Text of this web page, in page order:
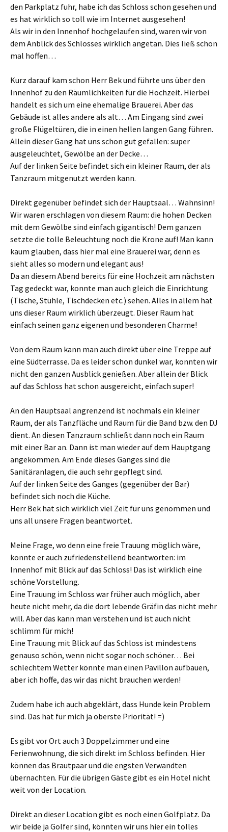
den Parkplatz fuhr, habe ich das Schloss schon gesehen und
es hat wirklich so toll wie im Internet ausgesehen!
Als wir in den Innenhof hochgelaufen sind, waren wir von
dem Anblick des Schlosses wirklich angetan. Dies ließ schon
mal hoffen…
Kurz darauf kam schon Herr Bek und führte uns über den
Innenhof zu den Räumlichkeiten für die Hochzeit. Hierbei
handelt es sich um eine ehemalige Brauerei. Aber das
Gebäude ist alles andere als alt… Am Eingang sind zwei
große Flügeltüren, die in einen hellen langen Gang führen.
Allein dieser Gang hat uns schon gut gefallen: super
ausgeleuchtet, Gewölbe an der Decke…
Auf der linken Seite befindet sich ein kleiner Raum, der als
Tanzraum mitgenutzt werden kann.
Direkt gegenüber befindet sich der Hauptsaal… Wahnsinn!
Wir waren erschlagen von diesem Raum: die hohen Decken
mit dem Gewölbe sind einfach gigantisch! Dem ganzen
setzte die tolle Beleuchtung noch die Krone auf! Man kann
kaum glauben, dass hier mal eine Brauerei war, denn es
sieht alles so modern und elegant aus!
Da an diesem Abend bereits für eine Hochzeit am nächsten
Tag gedeckt war, konnte man auch gleich die Einrichtung
(Tische, Stühle, Tischdecken etc.) sehen. Alles in allem hat
uns dieser Raum wirklich überzeugt. Dieser Raum hat
einfach seinen ganz eigenen und besonderen Charme!
Von dem Raum kann man auch direkt über eine Treppe auf
eine Südterrasse. Da es leider schon dunkel war, konnten wir
nicht den ganzen Ausblick genießen. Aber allein der Blick
auf das Schloss hat schon ausgereicht, einfach super!
An den Hauptsaal angrenzend ist nochmals ein kleiner
Raum, der als Tanzfläche und Raum für die Band bzw. den DJ
dient. An diesen Tanzraum schließt dann noch ein Raum
mit einer Bar an. Dann ist man wieder auf dem Hauptgang
angekommen. Am Ende dieses Ganges sind die
Sanitäranlagen, die auch sehr gepflegt sind.
Auf der linken Seite des Ganges (gegenüber der Bar)
befindet sich noch die Küche.
Herr Bek hat sich wirklich viel Zeit für uns genommen und
uns all unsere Fragen beantwortet.
Meine Frage, wo denn eine freie Trauung möglich wäre,
konnte er auch zufriedenstellend beantworten: im
Innenhof mit Blick auf das Schloss! Das ist wirklich eine
schöne Vorstellung.
Eine Trauung im Schloss war früher auch möglich, aber
heute nicht mehr, da die dort lebende Gräfin das nicht mehr
will. Aber das kann man verstehen und ist auch nicht
schlimm für mich!
Eine Trauung mit Blick auf das Schloss ist mindestens
genauso schön, wenn nicht sogar noch schöner… Bei
schlechtem Wetter könnte man einen Pavillon aufbauen,
aber ich hoffe, das wir das nicht brauchen werden!
Zudem habe ich auch abgeklärt, dass Hunde kein Problem
sind. Das hat für mich ja oberste Priorität! =)
Es gibt vor Ort auch 3 Doppelzimmer und eine
Ferienwohnung, die sich direkt im Schloss befinden. Hier
können das Brautpaar und die engsten Verwandten
übernachten. Für die übrigen Gäste gibt es ein Hotel nicht
weit von der Location.
Direkt an dieser Location gibt es noch einen Golfplatz. Da
wir beide ja Golfer sind, könnten wir uns hier ein tolles